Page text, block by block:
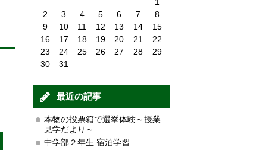
1
2
3 4 5 6 7
8
9
10 11 12 13 14
15
16
17 18 19 20 21
22
23
24 25 26 27 28
29
30
31
最近の記事
本物の投票箱で選挙体験～授業
見学だより～
中学部２年生 宿泊学習